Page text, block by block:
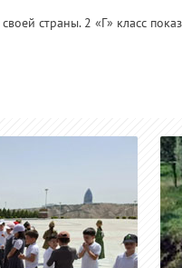
страны. 2 «Г» класс